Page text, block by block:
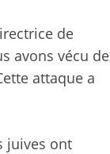
de
avons vécu de
attaque a
juives ont